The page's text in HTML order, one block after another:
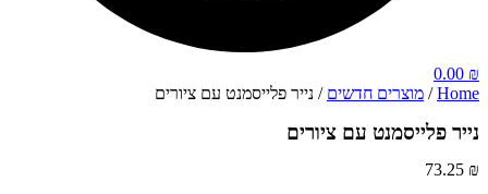
0.00 ₪
Home
/ מוצרים חדשים / נייר פלייסמנט עם ציורים
נייר פלייסמנט עם ציורים
73.25 ₪